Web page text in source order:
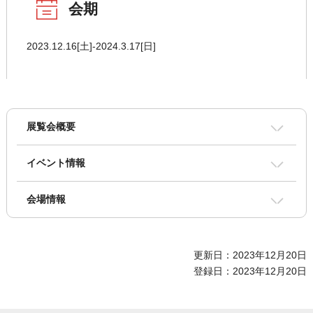
会期
2023.12.16[土]-2024.3.17[日]
展覧会概要
イベント情報
会場情報
更新日：2023年12月20日
登録日：2023年12月20日